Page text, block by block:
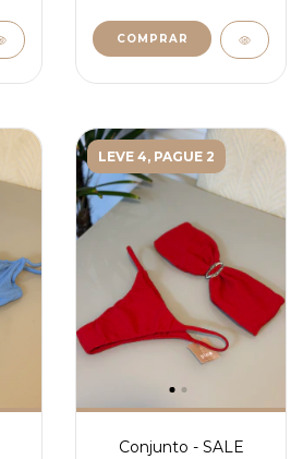
COMPRAR
LEVE 4, PAGUE 2
Conjunto - SALE